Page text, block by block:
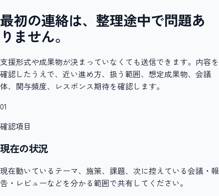
最初の連絡は、整理途中で問題あ
りません。
支援形式や成果物が決まっていなくても送信できます。内容を
確認したうえで、近い進め方、扱う範囲、想定成果物、会議
体、関与頻度、レスポンス期待を確認します。
01
確認項目
現在の状況
現在動いているテーマ、施策、課題、次に控えている会議・報
告・レビューなどを分かる範囲で共有してください。